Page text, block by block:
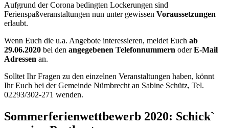
Aufgrund der Corona bedingten Lockerungen sind
Ferienspaßveranstaltungen nun unter gewissen Voraussetzungen
erlaubt.
Wenn Euch die u.a. Angebote interessieren, meldet Euch ab
29.06.2020 bei den angegebenen Telefonnummern oderE-Mail
Adressen an.
Solltet Ihr Fragen zu den einzelnen Veranstaltungen haben, könnt
Ihr Euch bei der Gemeinde Nümbrecht an Sabine Schütz, Tel.
02293/302-271 wenden.
Sommerferienwettbewerb 2020: Schick`